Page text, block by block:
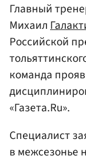
Главный
Михаил
Российской
команда
«Газета.Ru».
Специалист
в межсезонье